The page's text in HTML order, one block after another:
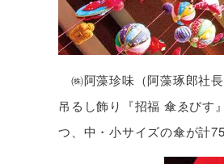
㈱阿藻珍味（阿藻琢郎社
吊るし飾り『招福 傘ゑびす
つ、中・小サイズの傘が計